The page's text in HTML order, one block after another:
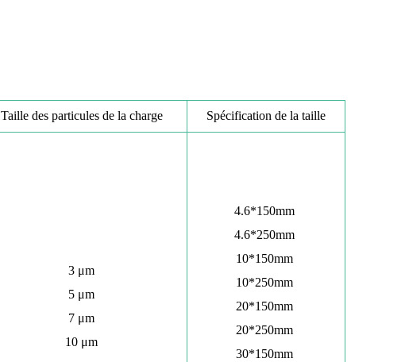
Taille des particules de la charge Spécification de la taille
3 μm
5 μm
7 μm
10 μm
4.6*150mm
4.6*250mm
10*150mm
10*250mm
20*150mm
20*250mm
30*150mm